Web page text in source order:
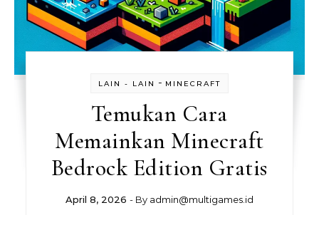
LAIN - LAIN - MINECRAFT
Temukan Cara
Memainkan Minecraft
Bedrock Edition Gratis
April 8, 2026 - By admin@multigames.id